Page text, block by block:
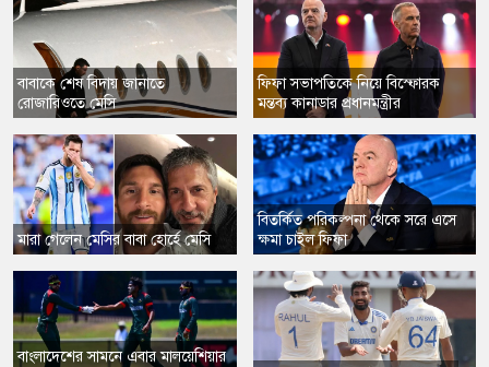
বাবাকে শেষ বিদায় জানাতে
রোজারিওতে মেসি
মারা গেলেন মেসির বাবা হোর্হে মেসি
বাংলাদেশের সামনে এবার মালয়েশিয়ার
ফিফা সভাপতিকে নিয়ে বিস্ফোরক
মন্তব্য কানাডার প্রধানমন্ত্রীর
​বিতর্কিত পরিকল্পনা থেকে সরে এসে
ক্ষমা চাইল ফিফা